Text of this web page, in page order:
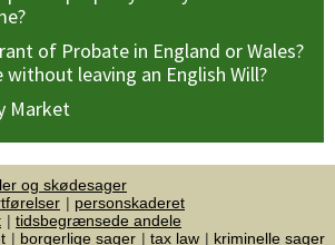
of Probate in England or Wales?
without leaving an English Will?
Market
og skødesager
personskaderet
tidsbegrænsede andele
borgerlige sager tax law kriminelle sager